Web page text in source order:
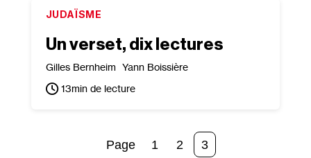
JUDAÏSME
Un verset, dix lectures
Gilles Bernheim Yann Boissière
13min de lecture
1 2 3